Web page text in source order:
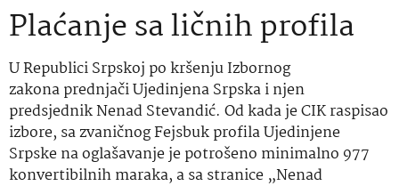
Plaćanje sa ličnih profila
U Republici Srpskoj po kršenju Izbornog
zakona prednjači Ujedinjena Srpska i njen
predsjednik Nenad Stevandić. Od kada je CIK raspisao
izbore, sa zvaničnog Fejsbuk profila Ujedinjene
Srpske na oglašavanje je potrošeno minimalno 977
konvertibilnih maraka, a sa stranice „Nenad